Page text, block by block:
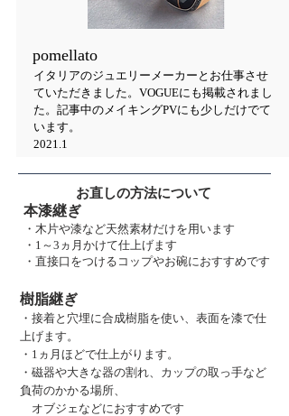
pomellato
イタリアのジュエリーメーカーとお仕事させ
ていただきました。VOGUEにも掲載されまし
た。記事中のメイキングPVにも少しだけでて
います。
2021.1
お直しの方法について
本漆継ぎ
・木片や漆など天然素材だけを用います
・1～3ヵ月かけて仕上げます
・直接口をつけるコップやお碗におすすめです
樹脂継ぎ
・接着と穴埋に合成樹脂を使い、表面を漆で仕
上げます。
・1ヵ月ほどで仕上がります。
・磁器や大きな器の割れ 、カップの取っ手など
負荷のかかる場所、
オブジェなどにおすすめです